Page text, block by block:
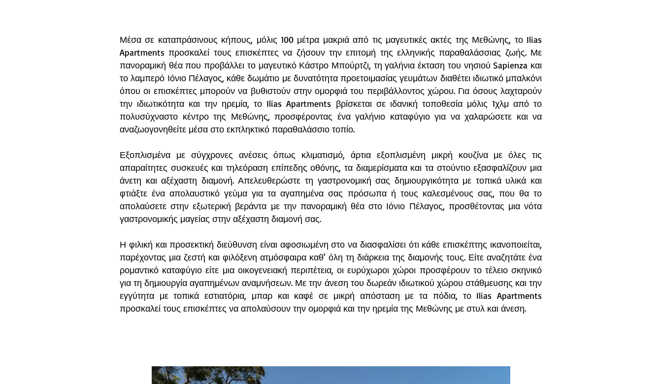
Μέσα σε καταπράσινους κήπους, μόλις 100 μέτρα μακριά από τις μαγευτικές ακτές της Μεθώνης, το Ilias
Apartments προσκαλεί τους επισκέπτες να ζήσουν την επιτομή της ελληνικής παραθαλάσσιας ζωής. Με
πανοραμική θέα που προβάλλει το μαγευτικό Κάστρο Μπούρτζι, τη γαλήνια έκταση του νησιού Sapienza και
το λαμπερό Ιόνιο Πέλαγος, κάθε δωμάτιο με δυνατότητα προετοιμασίας γευμάτων διαθέτει ιδιωτικό μπαλκόνι
όπου οι επισκέπτες μπορούν να βυθιστούν στην ομορφιά του περιβάλλοντος χώρου. Για όσους λαχταρούν
την ιδιωτικότητα και την ηρεμία, το Ilias Apartments βρίσκεται σε ιδανική τοποθεσία μόλις 1χλμ από το
πολυσύχναστο κέντρο της Μεθώνης, προσφέροντας ένα γαλήνιο καταφύγιο για να χαλαρώσετε και να
αναζωογονηθείτε μέσα στο εκπληκτικό παραθαλάσσιο τοπίο.
Εξοπλισμένα με σύγχρονες ανέσεις όπως κλιματισμό, άρτια εξοπλισμένη μικρή κουζίνα με όλες τις
απαραίτητες συσκευές και τηλεόραση επίπεδης οθόνης, τα διαμερίσματα και τα στούντιο εξασφαλίζουν μια
άνετη και αξέχαστη διαμονή. Απελευθερώστε τη γαστρονομική σας δημιουργικότητα με τοπικά υλικά και
φτιάξτε ένα απολαυστικό γεύμα για τα αγαπημένα σας πρόσωπα ή τους καλεσμένους σας, που θα το
απολαύσετε στην εξωτερική βεράντα με την πανοραμική θέα στο Ιόνιο Πέλαγος, προσθέτοντας μια νότα
γαστρονομικής μαγείας στην αξέχαστη διαμονή σας.
Η φιλική και προσεκτική διεύθυνση είναι αφοσιωμένη στο να διασφαλίσει ότι κάθε επισκέπτης ικανοποιείται,
παρέχοντας μια ζεστή και φιλόξενη ατμόσφαιρα καθ' όλη τη διάρκεια της διαμονής τους. Είτε αναζητάτε ένα
ρομαντικό καταφύγιο είτε μια οικογενειακή περιπέτεια, οι ευρύχωροι χώροι προσφέρουν το τέλειο σκηνικό
για τη δημιουργία αγαπημένων αναμνήσεων. Με την άνεση του δωρεάν ιδιωτικού χώρου στάθμευσης και την
εγγύτητα με τοπικά εστιατόρια, μπαρ και καφέ σε μικρή απόσταση με τα πόδια, το Ilias Apartments
προσκαλεί τους επισκέπτες να απολαύσουν την ομορφιά και την ηρεμία της Μεθώνης με στυλ και άνεση.